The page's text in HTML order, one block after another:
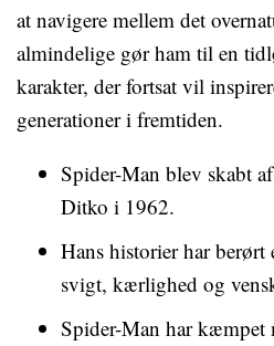
at navigere mellem det
almindelige gør ham til en
karakter, der fortsat vil
generationer i fremtiden.
Spider-Man blev skabt
Ditko i 1962.
Hans historier har berørt
svigt, kærlighed og
Spider-Man har kæmpet